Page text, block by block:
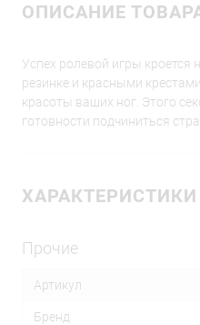
ОПИСАНИЕ
Успех ролевой игры
резинке и красными
красоты ваших ног. Этого
готовности подчиниться
ХАРАКТЕРИСТИКИ
Прочие
Артикул
Бренд